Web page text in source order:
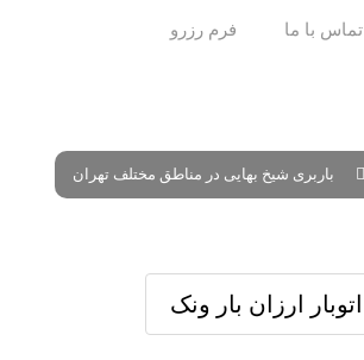
تماس با ما فرم رزرو
باربری شیخ بهایی در مناطق مختلف تهران
اتوبار ارزان بار ونک